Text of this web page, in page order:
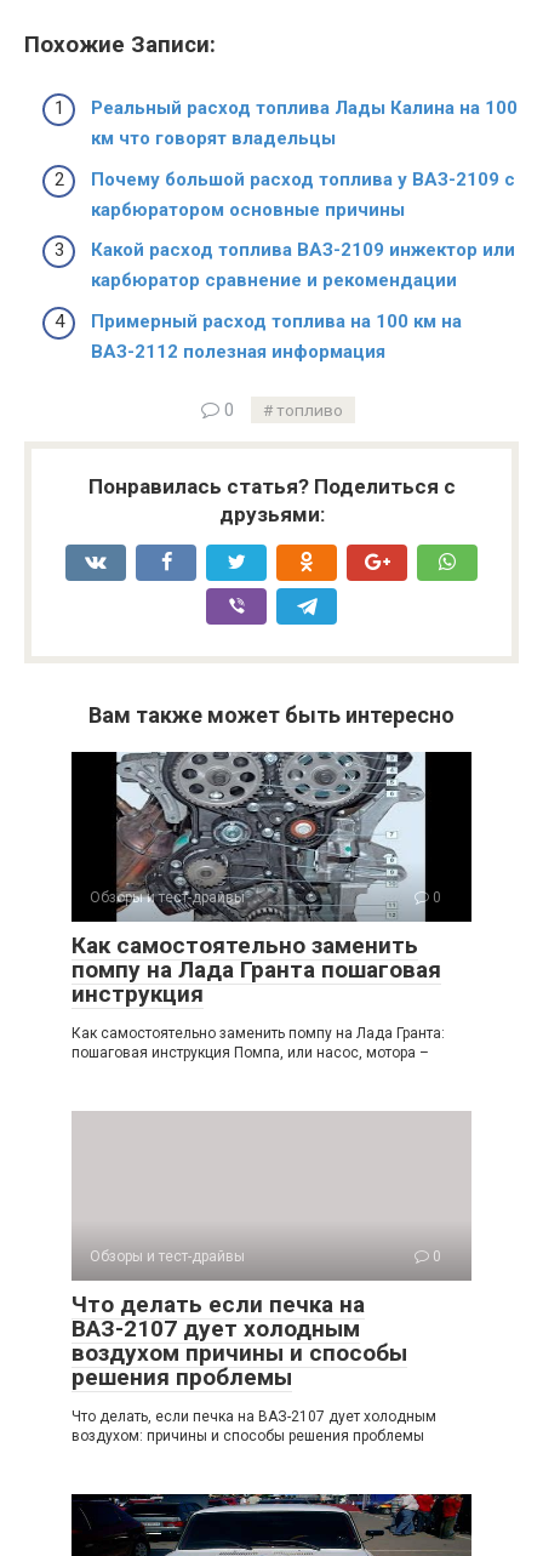
Похожие Записи:
Реальный расход топлива Лады Калина на 100
км что говорят владельцы
Почему большой расход топлива у ВАЗ-2109 с
карбюратором основные причины
Какой расход топлива ВАЗ-2109 инжектор или
карбюратор сравнение и рекомендации
Примерный расход топлива на 100 км на
ВАЗ-2112 полезная информация
0 топливо
Понравилась статья? Поделиться с
друзьями:
Вам также может быть интересно
Обзоры и тест-драйвы 0
Как самостоятельно заменить
помпу на Лада Гранта пошаговая
инструкция
Как самостоятельно заменить помпу на Лада Гранта:
пошаговая инструкция Помпа, или насос, мотора –
Обзоры и тест-драйвы 0
Что делать если печка на
ВАЗ-2107 дует холодным
воздухом причины и способы
решения проблемы
Что делать, если печка на ВАЗ-2107 дует холодным
воздухом: причины и способы решения проблемы